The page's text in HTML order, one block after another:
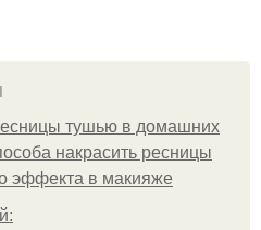
тушью в домашних
накрасить ресницы
эффекта в макияже